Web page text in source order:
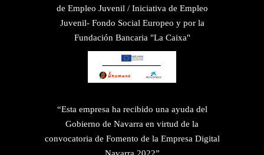
de Empleo Juvenil / Iniciativa de Empleo
Juvenil- Fondo Social Europeo y por la
Fundación Bancaria "La Caixa"
“Esta empresa ha recibido una ayuda del
Gobierno de Navarra en virtud de la
convocatoria de Fomento de la Empresa Digital